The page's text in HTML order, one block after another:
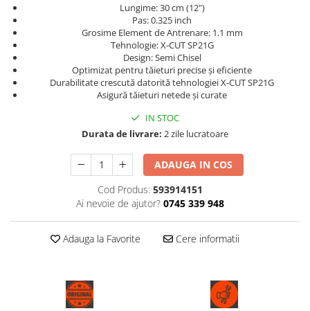
Lungime: 30 cm (12")
Pas: 0.325 inch
Grosime Element de Antrenare: 1.1 mm
Tehnologie: X-CUT SP21G
Design: Semi Chisel
Optimizat pentru tăieturi precise și eficiente
Durabilitate crescută datorită tehnologiei X-CUT SP21G
Asigură tăieturi netede și curate
IN STOC
Durata de livrare: 2 zile lucratoare
ADAUGA IN COS
Cod Produs: 593914151
Ai nevoie de ajutor? 0745 339 948
Adauga la Favorite Cere informatii